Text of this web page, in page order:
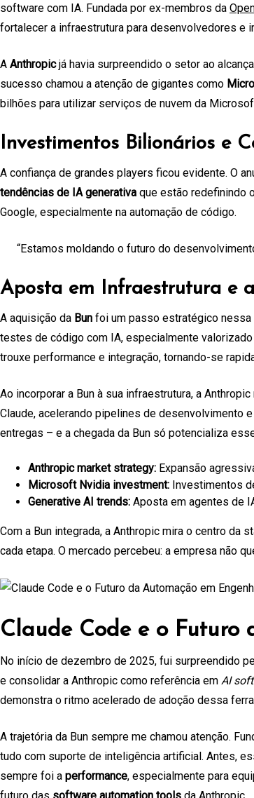
software com IA. Fundada por ex-membros da
fortalecer a infraestrutura para desenvolvedores e
A Anthropicjá havia surpreendido o setor ao
sucesso chamou a atenção de gigantes como
bilhões para utilizar serviços de nuvem da
Investimentos Bilionários e
A confiança de grandes players ficou evidente. O
tendências de IA generativa que estão redefinindo
Google, especialmente na automação de código.
“Estamos moldando o futuro do
Aposta em Infraestrutura e
A aquisição da Bun foi um passo estratégico nessa
testes de código com IA, especialmente
trouxe performance e integração, tornando-se
Ao incorporar a Bun à sua infraestrutura, a
Claude, acelerando pipelines de desenvolvimento
entregas – e a chegada da Bun só potencializa
Anthropic market strategy: Expansão
Microsoft Nvidia investment: Investimentos
Generative AI trends: Aposta em agentes de
Com a Bun integrada, a Anthropic mira o centro
cada etapa. O mercado percebeu: a empresa não
Claude Code e o Futuro
No início de dezembro de 2025, fui surpreendido
e consolidar a Anthropic como referência em AI
demonstra o ritmo acelerado de adoção dessa
A trajetória da Bun sempre me chamou atenção.
tudo com suporte de inteligência artificial. Antes,
sempre foi a performance, especialmente para